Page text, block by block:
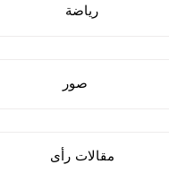
رياضة
صور
مقالات رأى